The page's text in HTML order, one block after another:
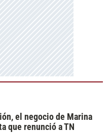
el negocio de Marina
que renunció a TN